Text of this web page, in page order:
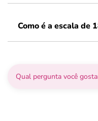
Como é a escala de